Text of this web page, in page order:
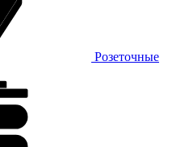
Розеточные